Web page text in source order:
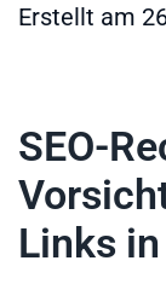
Erstellt am
SEO-
Links